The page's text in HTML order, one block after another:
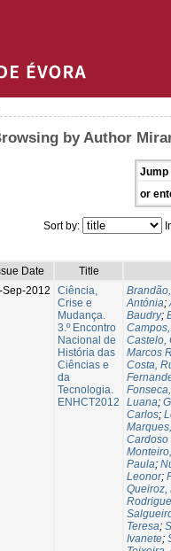
by Author
Jump
or
Sort by:
Date
Title
Sep-2012
Ciência,
Crise e
Mudança.
3.º Encontro
Nacional de
História das
Ciências e
da
Tecnologia.
ENHCT2012
Antónia;
Baudry;
Castelo,
Marcos
Costa,
Luana;
Carlos;
Cardoso
Paula;
Leonor;
Queiroz,
Teresa;
Ivanete;